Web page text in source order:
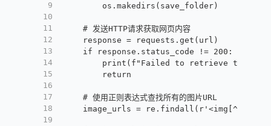
9
10
11
12
13
14
15
16
17
18
19
        os.makedirs(save_folder)
    # 发送HTTP请求获取网页内容
    response = requests.get(url)
    if response.status_code != 200:
print(f"Failed to retrieve the
        return
    # 使用正则表达式查找所有的图片URL
image_urls =